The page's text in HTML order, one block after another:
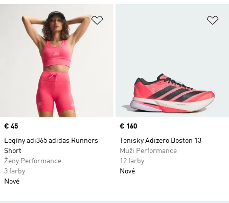
Pridať do zoznamu želaných
Price
€ 45
Legíny adi365 adidas Runners
Short
Ženy Performance
3 farby
Nové
Price
€ 160
Tenisky Adizero Boston 13
Muži Performance
12 farby
Nové